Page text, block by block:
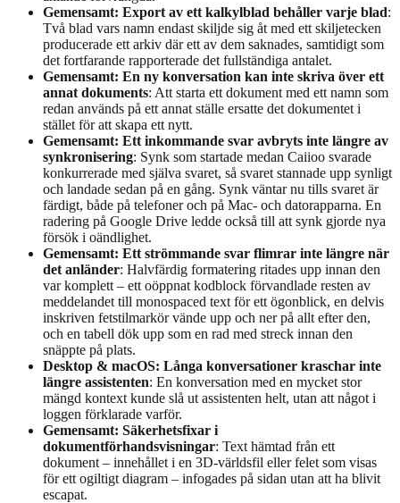
Gemensamt: Export av ett kalkylblad behåller varje blad:
Två blad vars namn endast skiljde sig åt med ett skiljetecken
producerade ett arkiv där ett av dem saknades, samtidigt som
det fortfarande rapporterade det fullständiga antalet.
Gemensamt: En ny konversation kan inte skriva över ett
annat dokuments: Att starta ett dokument med ett namn som
redan används på ett annat ställe ersatte det dokumentet i
stället för att skapa ett nytt.
Gemensamt: Ett inkommande svar avbryts inte längre av
synkronisering: Synk som startade medan Caiioo svarade
konkurrerade med själva svaret, så svaret stannade upp synligt
och landade sedan på en gång. Synk väntar nu tills svaret är
färdigt, både på telefoner och på Mac- och datorapparna. En
radering på Google Drive ledde också till att synk gjorde nya
försök i oändlighet.
Gemensamt: Ett strömmande svar flimrar inte längre när
det anländer: Halvfärdig formatering ritades upp innan den
var komplett – ett oöppnat kodblock förvandlade resten av
meddelandet till monospaced text för ett ögonblick, en delvis
inskriven fetstilmarkör vände upp och ner på allt efter den,
och en tabell dök upp som en rad med streck innan den
snäppte på plats.
Desktop & macOS: Långa konversationer kraschar inte
längre assistenten: En konversation med en mycket stor
mängd kontext kunde slå ut assistenten helt, utan att något i
loggen förklarade varför.
Gemensamt: Säkerhetsfixar i
dokumentförhandsvisningar: Text hämtad från ett
dokument – innehållet i en 3D-världsfil eller felet som visas
för ett ogiltigt diagram – infogades på sidan utan att ha blivit
escapat.